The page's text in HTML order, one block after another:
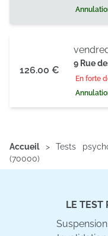
126.00 €
9 Rue
En forte
Accueil>Tests
(70000)
LE TEST